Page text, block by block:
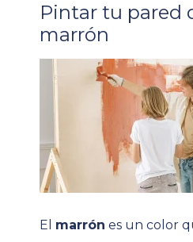
Pintar tu pared
marrón
El marrón es un color